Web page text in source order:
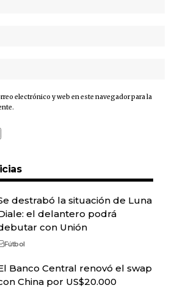
electrónico y web en este navegador para la
destrabó la situación de Luna
el delantero podrá
con Unión
Fútbol
Banco Central renovó el swap
China por US$20.000